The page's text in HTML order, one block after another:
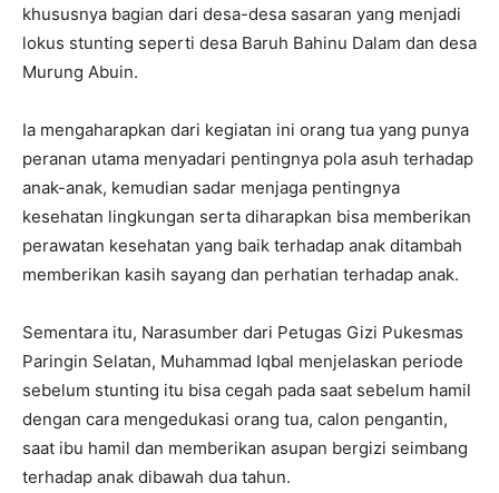
khususnya bagian dari desa-desa sasaran yang menjadi
lokus stunting seperti desa Baruh Bahinu Dalam dan desa
Murung Abuin.
Ia mengaharapkan dari kegiatan ini orang tua yang punya
peranan utama menyadari pentingnya pola asuh terhadap
anak-anak, kemudian sadar menjaga pentingnya
kesehatan lingkungan serta diharapkan bisa memberikan
perawatan kesehatan yang baik terhadap anak ditambah
memberikan kasih sayang dan perhatian terhadap anak.
Sementara itu, Narasumber dari Petugas Gizi Pukesmas
Paringin Selatan, Muhammad Iqbal menjelaskan periode
sebelum stunting itu bisa cegah pada saat sebelum hamil
dengan cara mengedukasi orang tua, calon pengantin,
saat ibu hamil dan memberikan asupan bergizi seimbang
terhadap anak dibawah dua tahun.